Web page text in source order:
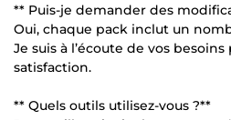
** Puis-je demander des
Oui, chaque pack inclut un
Je suis à l’écoute de vos
satisfaction.
** Quels outils utilisez-vous ?**